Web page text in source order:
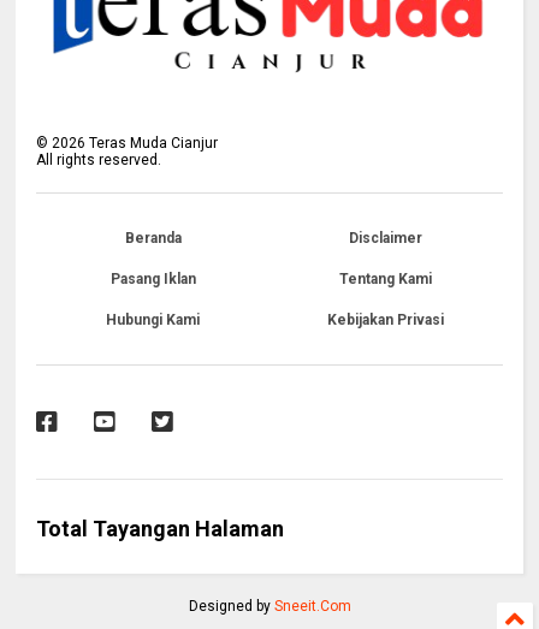
©2026 Teras Muda Cianjur
All rights reserved.
Beranda Disclaimer
Pasang Iklan Tentang Kami
Hubungi Kami Kebijakan Privasi
Total Tayangan Halaman
Designed by Sneeit.Com